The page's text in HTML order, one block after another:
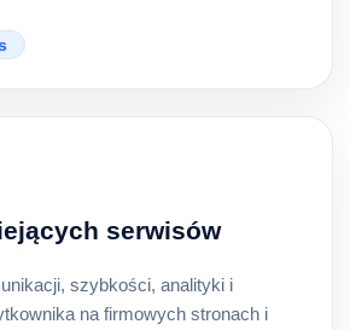
serwisów
szybkości, analityki i
na firmowych stronach i